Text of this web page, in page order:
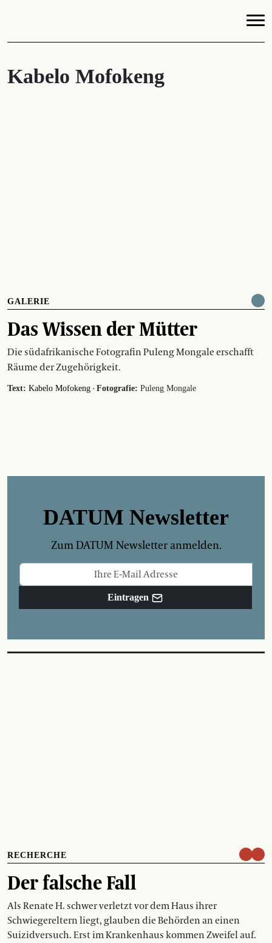
Kabelo Mofokeng
GALERIE
Das Wissen der Mütter
Die südafrikanische Fotografin Puleng Mongale erschafft
Räume der Zugehörigkeit.
Text: Kabelo Mofokeng · Fotografie: Puleng Mongale
DATUM Newsletter
Zum DATUM Newsletter anmelden.
Eintragen
RECHERCHE
Der falsche Fall
Als Renate H. schwer verletzt vor dem Haus ihrer
Schwiegereltern liegt, glauben die Behörden an einen
Suizidversuch. Erst im Krankenhaus kommen Zweifel auf.